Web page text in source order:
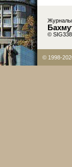
Журналы
© SIG338
© 1998-